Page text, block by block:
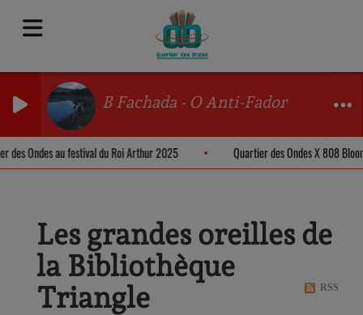
B Fachada - O Anti-Fador
des Ondes au festival du Roi Arthur 2025 Quartier des Ondes X 808
Les grandes oreilles de
la Bibliothèque
Triangle
RSS